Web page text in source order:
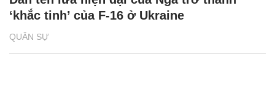
QUÂN SỰ
‘khắc tinh’ của F-16 ở Ukraine